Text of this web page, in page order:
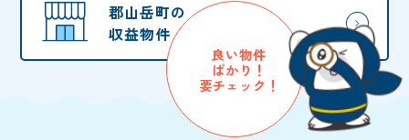
郡山岳町の
収益物件・他（0）
良い物件
ばかり！
要チェック！